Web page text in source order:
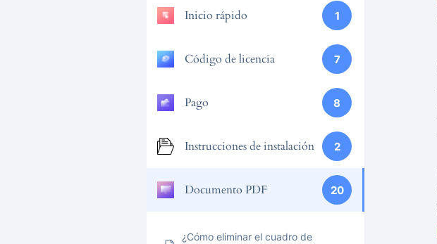
Inicio rápido 1
Código de licencia 7
Pago 8
Instrucciones de instalación 2
Documento PDF 20
¿Cómo eliminar el cuadro de